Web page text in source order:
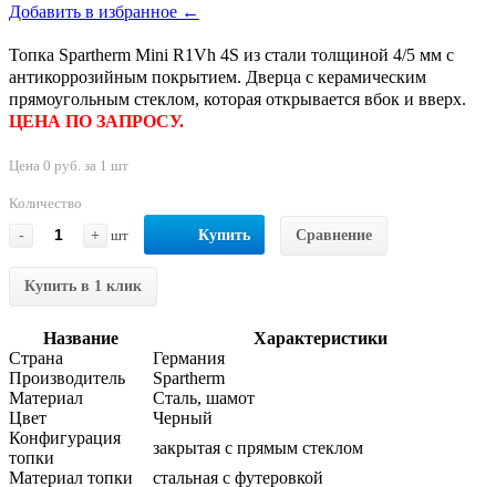
Добавить в избранное ←
Топка Spartherm Mini R1Vh 4S из стали толщиной 4/5 мм с
антикоррозийным покрытием. Дверца с керамическим
прямоугольным стеклом, которая открывается вбок и вверх.
ЦЕНА ПО ЗАПРОСУ.
Цена 0 руб. за 1 шт
Количество
-
+ шт Купить Сравнение
Купить в 1 клик
Название
Характеристики
Страна
Германия
Производитель
Spartherm
Материал
Сталь, шамот
Цвет
Черный
Конфигурация
топки
закрытая с прямым стеклом
Материал топки
стальная с футеровкой